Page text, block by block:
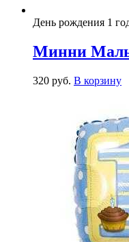
День рождения 1
Минни
320 руб. В корзину